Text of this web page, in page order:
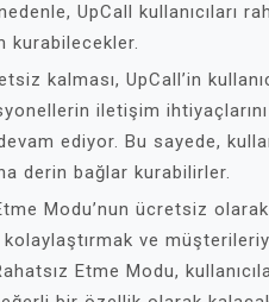
UpCall kullanıcıları
kurabilecekler.
kalması, UpCall’in
iletişim
ediyor. Bu sayede,
derin bağlar kurabilirler.
Modu’nun ücretsiz
kolaylaştırmak ve
Etme Modu,